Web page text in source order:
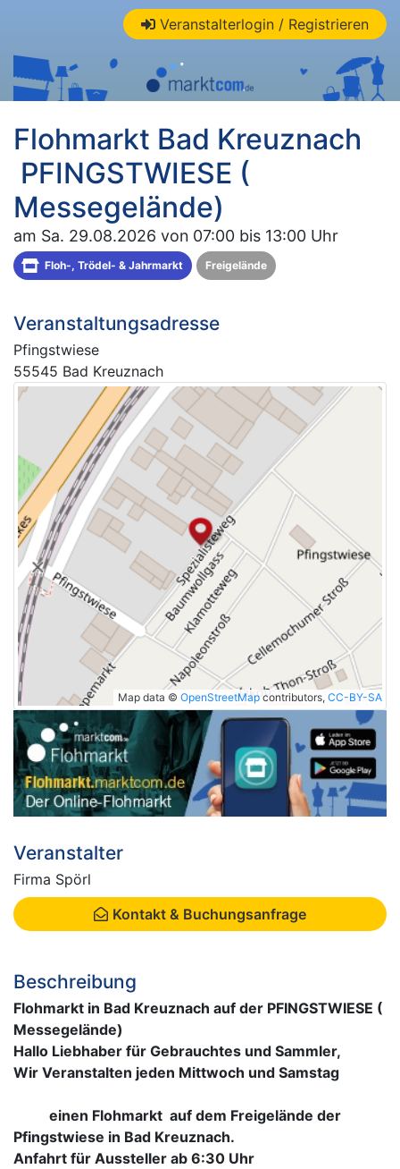
Veranstalterlogin / Registrieren
Flohmarkt Bad Kreuznach
PFINGSTWIESE (
Messegelände)
am Sa. 29.08.2026 von 07:00 bis 13:00 Uhr
Floh-, Trödel- & Jahrmarkt Freigelände
Veranstaltungsadresse
Pfingstwiese
55545 Bad Kreuznach
Map data © OpenStreetMap contributors, CC-BY-SA
Veranstalter
Firma Spörl
Kontakt & Buchungsanfrage
Beschreibung
Flohmarkt in Bad Kreuznach auf der PFINGSTWIESE (
Messegelände)
Hallo Liebhaber für Gebrauchtes und Sammler,
Wir Veranstalten jeden Mittwoch und Samstag
einen Flohmarkt auf dem Freigelände der
Pfingstwiese in Bad Kreuznach.
Anfahrt für Aussteller ab 6:30 Uhr